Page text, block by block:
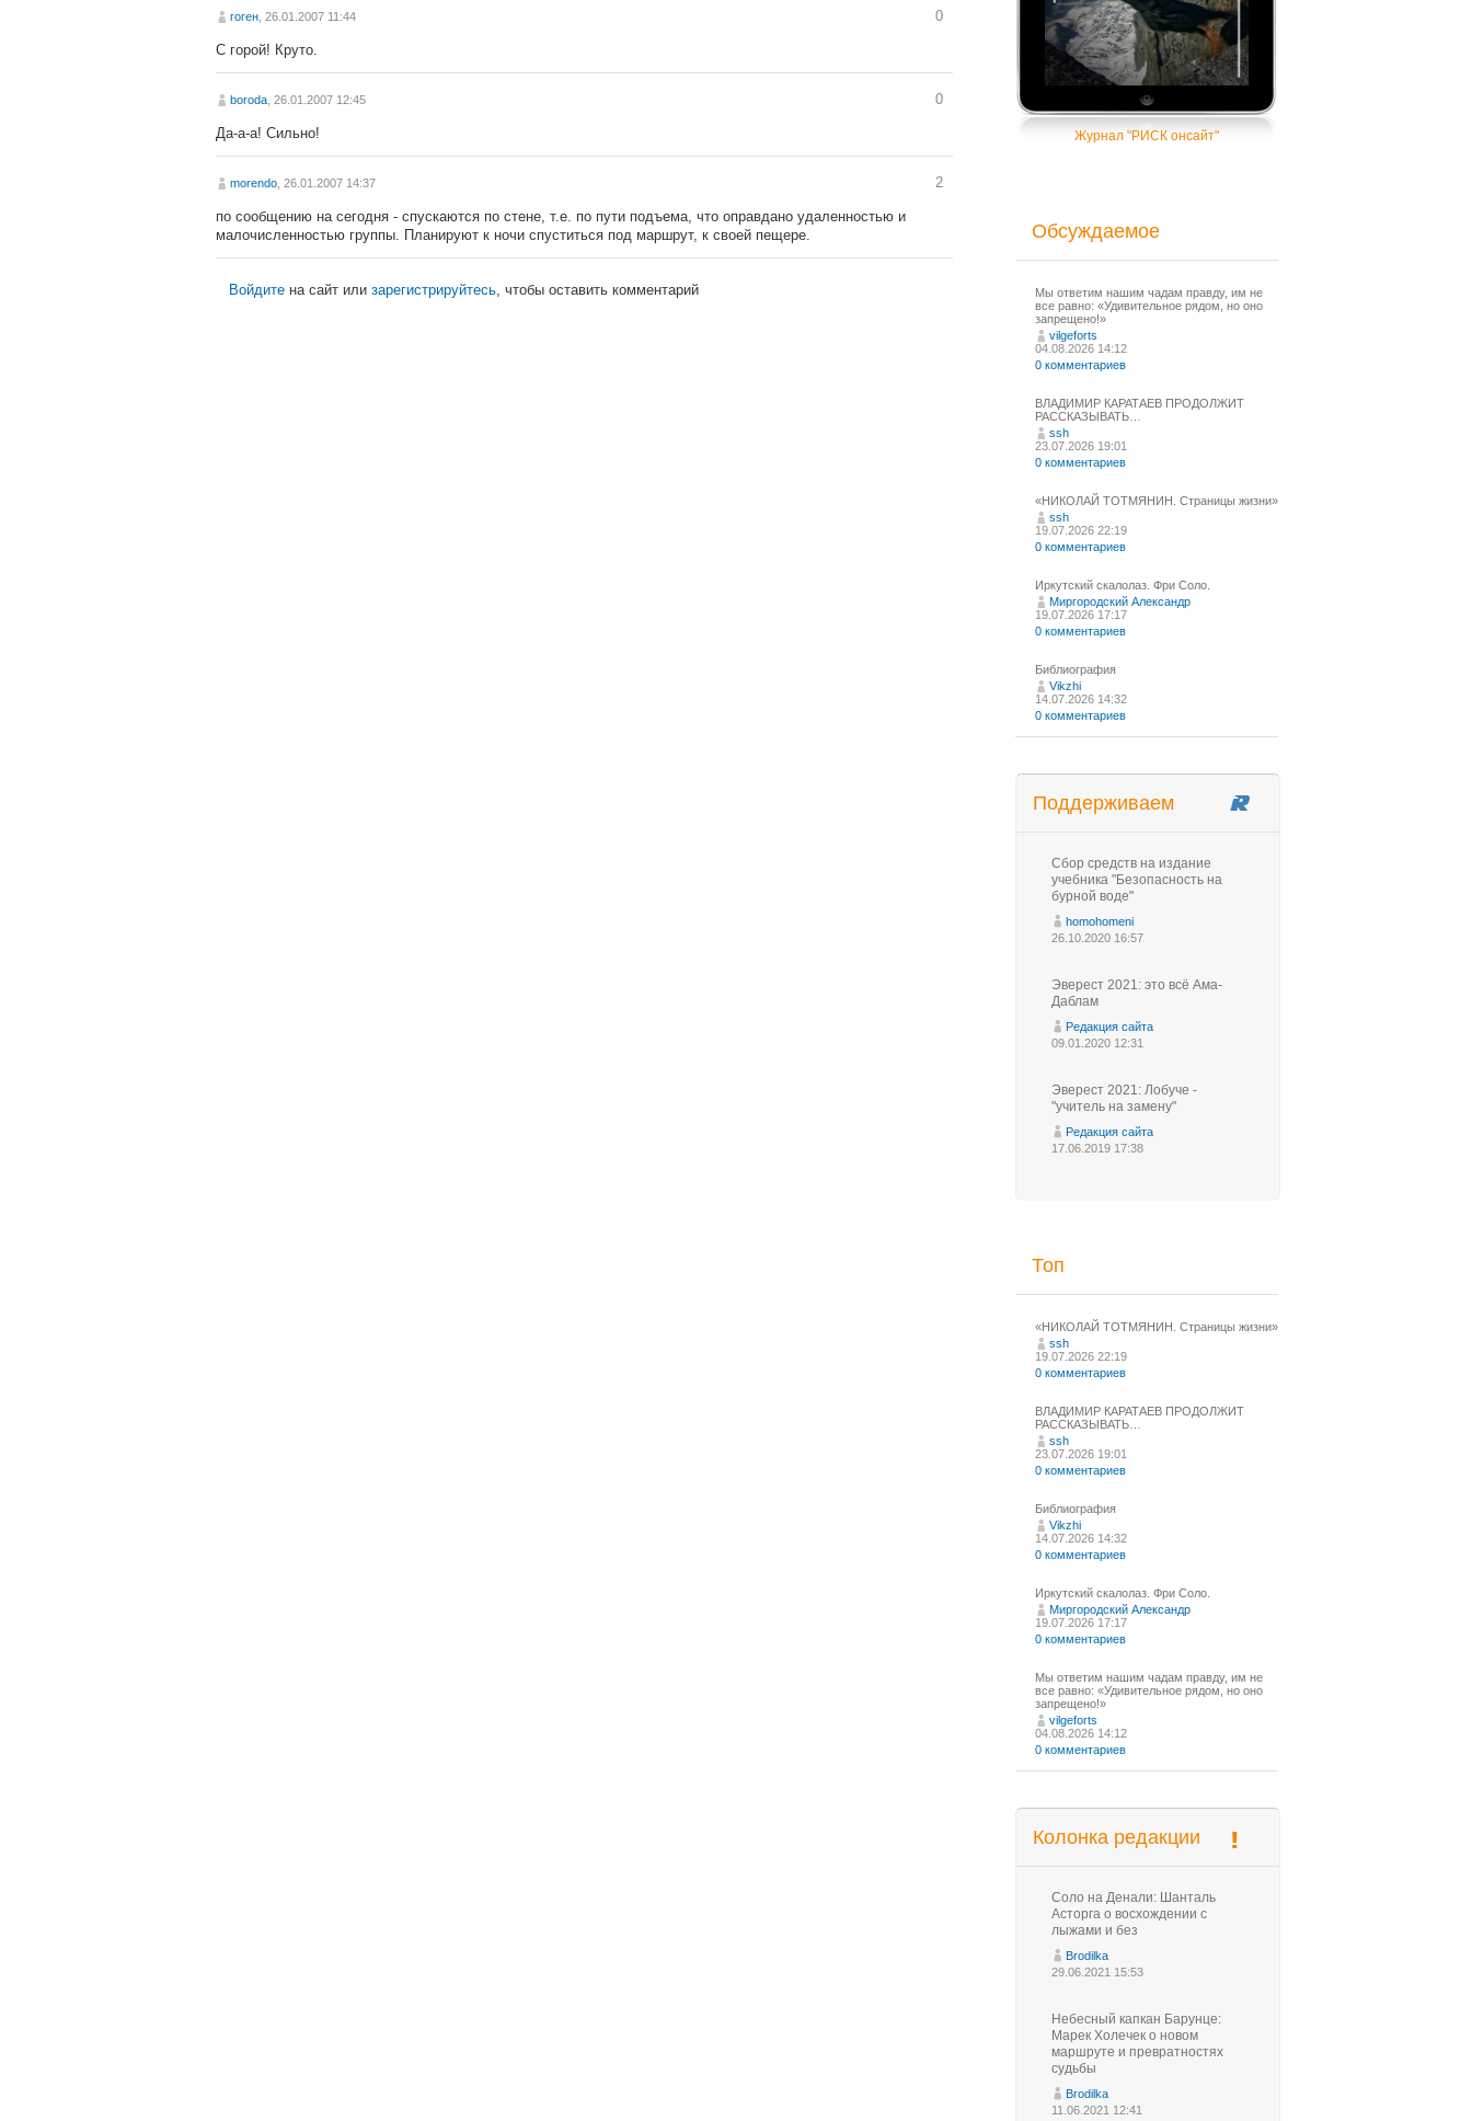
гоген , 26.01.2007 11:44 0
С горой! Круто.
boroda , 26.01.2007 12:45 0
Да-а-а! Сильно!
morendo , 26.01.2007 14:37 2
по сообщению на сегодня - спускаются по стене, т.е. по пути подъема, что оправдано удаленностью и
малочисленностью группы. Планируют к ночи спуститься под маршрут, к своей пещере.
Войдите на сайт или зарегистрируйтесь, чтобы оставить комментарий
Журнал "РИСК онсайт"
Обсуждаемое
Мы ответим нашим чадам правду, им не
все равно: «Удивительное рядом, но оно
запрещено!»
vilgeforts
04.08.2026 14:12
0 комментариев
ВЛАДИМИР КАРАТАЕВ ПРОДОЛЖИТ
РАССКАЗЫВАТЬ…
ssh
23.07.2026 19:01
0 комментариев
«НИКОЛАЙ ТОТМЯНИН. Страницы жизни»
ssh
19.07.2026 22:19
0 комментариев
Иркутский скалолаз. Фри Соло.
Миргородский Александр
19.07.2026 17:17
0 комментариев
Библиография
Vikzhi
14.07.2026 14:32
0 комментариев
Поддерживаем
Сбор средств на издание
учебника "Безопасность на
бурной воде"
homohomeni
26.10.2020 16:57
Эверест 2021: это всё Ама-
Даблам
Редакция сайта
09.01.2020 12:31
Эверест 2021: Лобуче -
"учитель на замену"
Редакция сайта
17.06.2019 17:38
Топ
«НИКОЛАЙ ТОТМЯНИН. Страницы жизни»
ssh
19.07.2026 22:19
0 комментариев
ВЛАДИМИР КАРАТАЕВ ПРОДОЛЖИТ
РАССКАЗЫВАТЬ…
ssh
23.07.2026 19:01
0 комментариев
Библиография
Vikzhi
14.07.2026 14:32
0 комментариев
Иркутский скалолаз. Фри Соло.
Миргородский Александр
19.07.2026 17:17
0 комментариев
Мы ответим нашим чадам правду, им не
все равно: «Удивительное рядом, но оно
запрещено!»
vilgeforts
04.08.2026 14:12
0 комментариев
Колонка редакции
Соло на Денали: Шанталь
Асторга о восхождении с
лыжами и без
Brodilka
29.06.2021 15:53
Небесный капкан Барунце:
Марек Холечек о новом
маршруте и превратностях
судьбы
Brodilka
11.06.2021 12:41